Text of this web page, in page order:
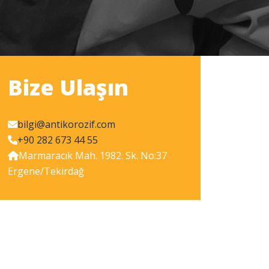
Bize Ulaşın
bilgi@antikorozif.com
+90 282 673 44 55
Marmaracık Mah. 1982. Sk. No:37
Ergene/Tekirdağ